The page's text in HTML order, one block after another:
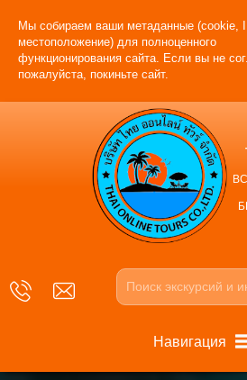
Мы собираем ваши метаданные (cookie,
местоположение) для полноценного
функционирования сайта. Если вы не
пожалуйста, покиньте сайт.
Навигация